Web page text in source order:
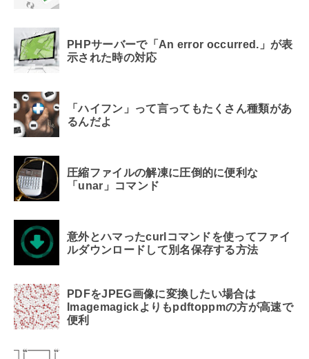
PHPサーバーで「An error occurred.」が表
示された時の対応
「ハイフン」って言ってもたくさん種類があ
るんだよ
圧縮ファイルの解凍に圧倒的に便利な
「unar」コマンド
意外とハマったcurlコマンドを使ってファイ
ルダウンロードして別名保存する方法
PDFをJPEG画像に変換したい場合は
Imagemagickよりもpdftoppmの方が高速で
便利